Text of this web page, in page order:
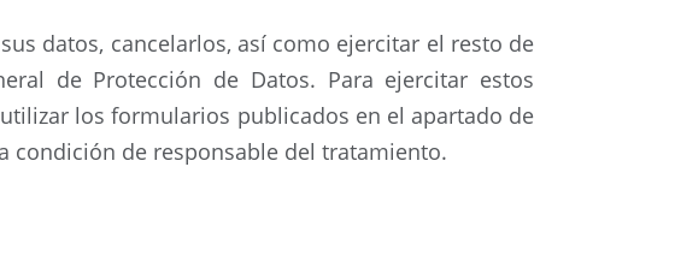
datos, cancelarlos, así como ejercitar el resto de
de Protección de Datos. Para ejercitar estos
los formularios publicados en el apartado de
condición de responsable del tratamiento.